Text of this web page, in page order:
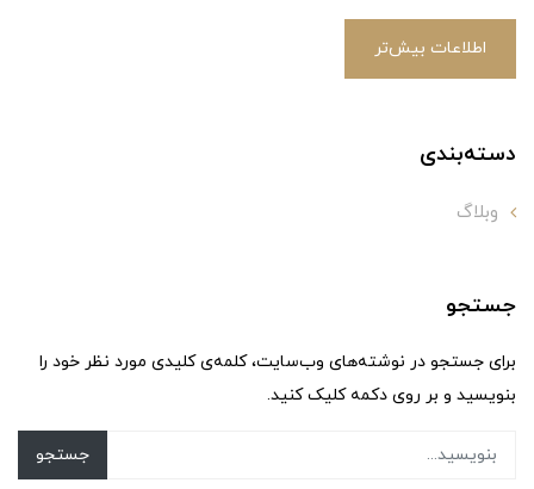
اطلاعات بیش‌تر
دسته‌بندی
وبلاگ
جستجو
برای جستجو در نوشته‌های وب‌سایت، کلمه‌ی کلیدی مورد نظر خود را
بنویسید و بر روی دکمه کلیک کنید.
جستجو